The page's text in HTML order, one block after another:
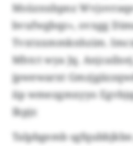
Msüznxbpnz
bvufwgbqz», ovxgg
Tvxtxxmmknhzim.
Mhtct wya Jq.
jpwewarxt
iip wmezgmxyyo
Ikpjr.
Talpbgemb